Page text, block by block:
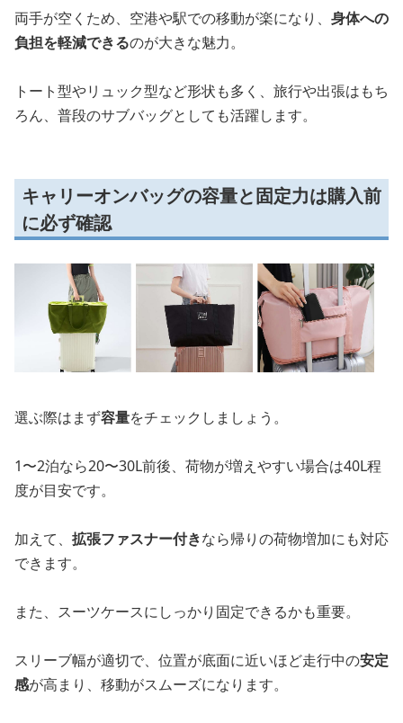
両手が空くため、空港や駅での移動が楽になり、 身体への
負担を軽減できるのが大きな魅力。
トート型やリュック型など形状も多く、旅行や出張はもち
ろん、普段のサブバッグとしても活躍します。
キャリーオンバッグの容量と固定力は購入前
に必ず確認
選ぶ際はまず容量をチェックしましょう。
1〜2泊なら20〜30L前後、荷物が増えやすい場合は40L程
度が目安です。
加えて、 拡張ファスナー付きなら帰りの荷物増加にも対応
できます。
また、スーツケースにしっかり固定できるかも重要。
スリーブ幅が適切で、位置が底面に近いほど走行中の安定
感が高まり、移動がスムーズになります。